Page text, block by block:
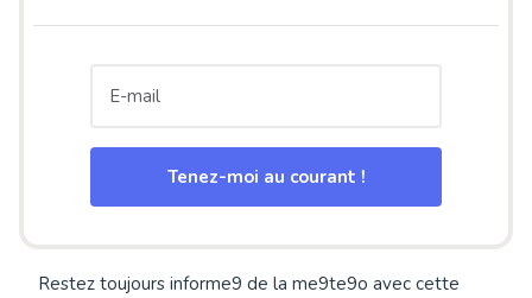
Tenez-moi au courant !
Restez toujours informe9 de la me9te9o avec cette